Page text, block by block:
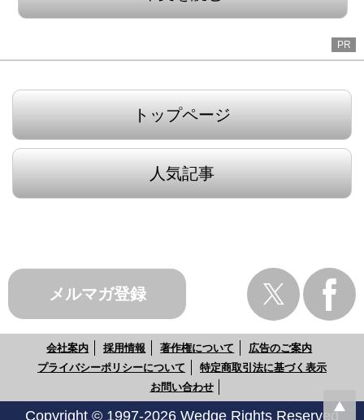
PR
トップページ
人気記事
メルマガ登録
会社案内 採用情報 著作権について
広告のご案内
プライバシーポリシーについて
特定商取引法に基づく表示
お問い合わせ
Copyright © 1997-2026 Wedge Rights Reserved